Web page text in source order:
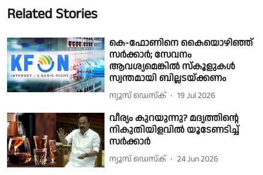
Related Stories
കെ-ഫോണിനെ കൈയൊഴിഞ്ഞ്
സര്‍ക്കാര്‍; സേവനം
ആവശ്യമെങ്കില്‍ സ്കൂളുകള്‍
സ്വന്തമായി ബില്ലടയ്ക്കണം
ന്യൂസ് ഡെസ്ക് 19 Jul 2026
വീര്യം കുറയുന്നു? മദ്യത്തിൻ്റെ
നികുതിയിളവിൽ യൂടേണടിച്ച്
സർക്കാർ
ന്യൂസ് ഡെസ്ക് 24 Jun 2026